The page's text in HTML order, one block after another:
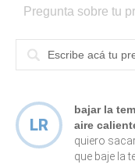
Pregunta sobre tu
LR
bajar la
aire
quiero
que baje la